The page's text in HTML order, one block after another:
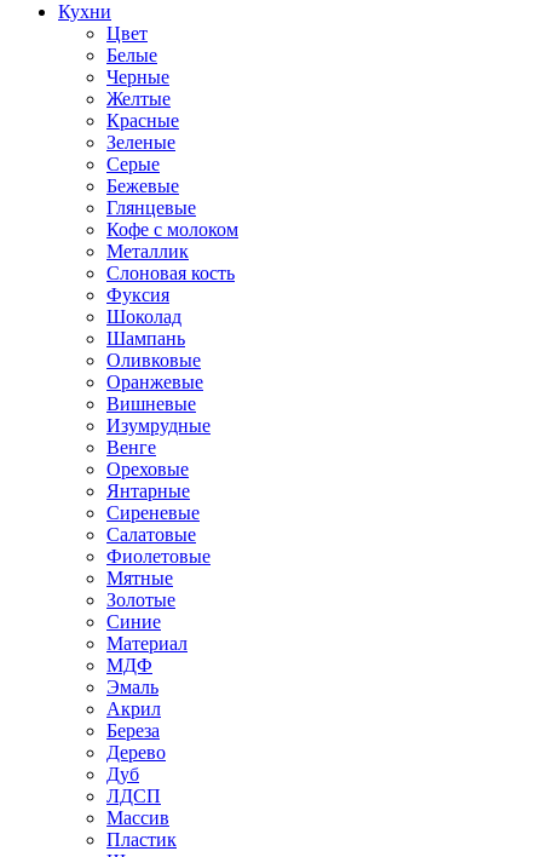
Кухни
Цвет
Белые
Черные
Желтые
Красные
Зеленые
Серые
Бежевые
Глянцевые
Кофе с молоком
Металлик
Слоновая кость
Фуксия
Шоколад
Шампань
Оливковые
Оранжевые
Вишневые
Изумрудные
Венге
Ореховые
Янтарные
Сиреневые
Салатовые
Фиолетовые
Мятные
Золотые
Синие
Материал
МДФ
Эмаль
Акрил
Береза
Дерево
Дуб
ЛДСП
Массив
Пластик